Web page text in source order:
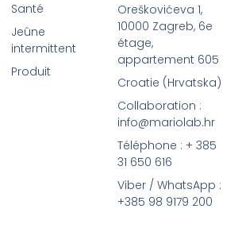
Santé
Jeûne
intermittent
Produit
Oreškovićeva 1,
10000 Zagreb, 6e
étage,
appartement 605
Croatie (Hrvatska)
Collaboration :
info@mariolab.hr
Téléphone : + 385
31 650 616
Viber / WhatsApp :
+385 98 9179 200